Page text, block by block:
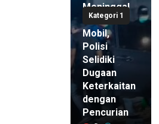
Kategori 1
Meninggal
di Dalam
Mobil,
Polisi
Selidiki
Dugaan
Keterkaitan
dengan
Pencurian